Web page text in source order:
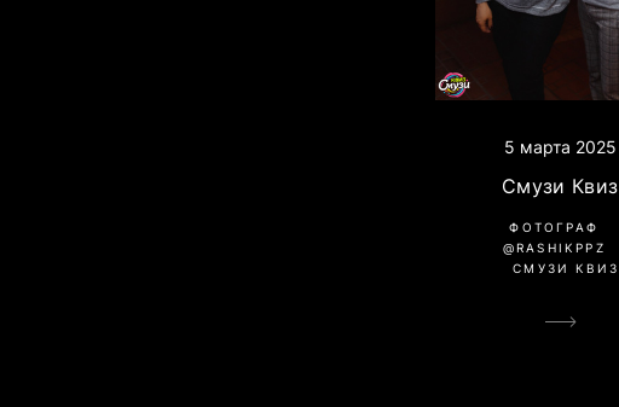
5 марта 2025
Смузи Квиз
ФОТОГРАФ
@RASHIKPPZ
СМУЗИ КВИЗ